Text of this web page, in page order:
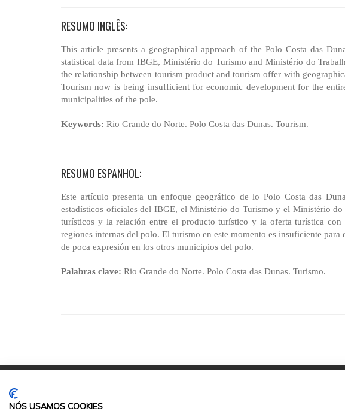
RESUMO INGLÊS:
This article presents a geographical approach of the Polo Costa das
statistical data from IBGE, Ministério do Turismo and Ministério do
the relationship between tourism product and tourism offer with
Tourism now is being insufficient for economic development for the
municipalities of the pole.
Keywords: Rio Grande do Norte. Polo Costa das Dunas. Tourism.
RESUMO ESPANHOL:
Este artículo presenta un enfoque geográfico de lo Polo Costa das
estadísticos oficiales del IBGE, el Ministério do Turismo y el Ministério
turísticos y la relación entre el producto turístico y la oferta turística
regiones internas del polo. El turismo en este momento es insuficiente
de poca expresión en los otros municipios del polo.
Palabras clave: Rio Grande do Norte. Polo Costa das Dunas. Turismo.
NÓS USAMOS COOKIES